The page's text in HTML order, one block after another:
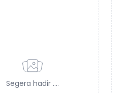
Segera hadir ....